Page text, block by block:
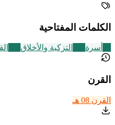
الكلمات المفتاحية
أسرة التزكية والأخلاق
القرن
القرن 08 هـ